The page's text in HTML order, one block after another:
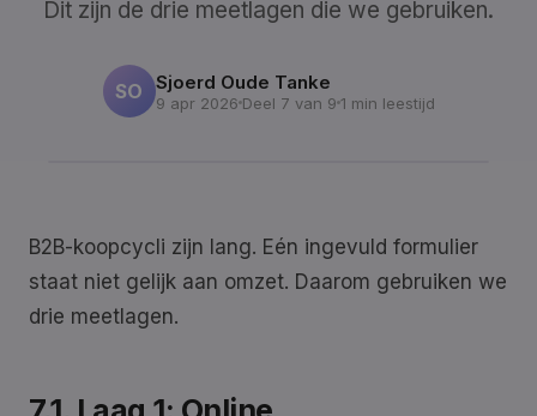
Dit zijn de drie meetlagen die we gebruiken.
SO Sjoerd Oude Tanke
9 apr 2026 Deel 7 van 9 1 min leestijd
B2B-koopcycli zijn lang. Eén ingevuld formulier
staat niet gelijk aan omzet. Daarom gebruiken we
drie meetlagen.